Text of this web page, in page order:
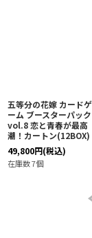
五等分の花嫁 カードゲ
ーム ブースターパック
vol.8 恋と青春が最高
潮！カートン(12BOX)
49,800円(税込)
在庫数 7個